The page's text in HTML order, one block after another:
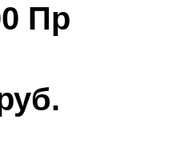
Пр